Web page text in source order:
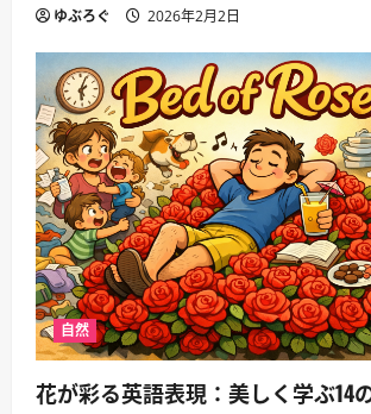
ゆぶろぐ 2026年2月2日
自然
花が彩る英語表現：美しく学ぶ14